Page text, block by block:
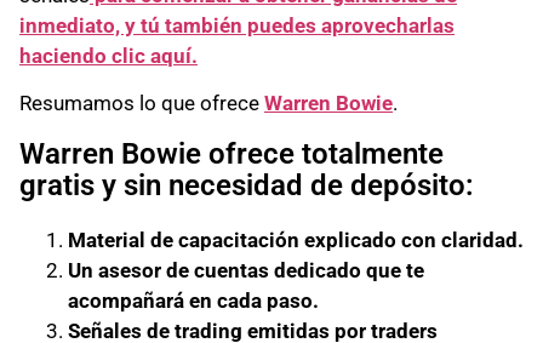
inmediato, y tú también puedes aprovecharlas
haciendo clic aquí.
Resumamos lo que ofrece Warren Bowie.
Warren Bowie ofrece totalmente
gratis y sin necesidad de depósito:
Material de capacitación explicado con claridad.
Un asesor de cuentas dedicado que te
acompañará en cada paso.
Señales de trading emitidas por traders